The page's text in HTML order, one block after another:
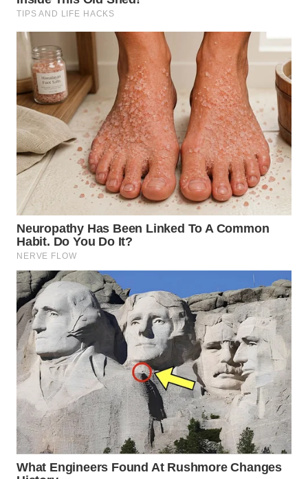
TAPANULI
WN DELI
SERDANG
WN
TEBING
TINGGI
WN
PAKPAK
WN
KARAWANG
WN
BEKASI
WN
BOGOR
WN
DEPOK
WN
TAPANULI
UTARA